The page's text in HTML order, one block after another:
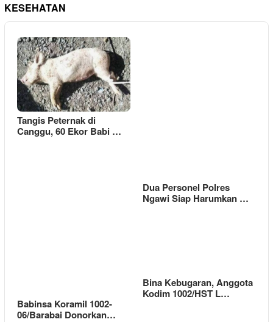
KESEHATAN
Tangis Peternak di
Canggu, 60 Ekor Babi …
Dua Personel Polres
Ngawi Siap Harumkan …
Babinsa Koramil 1002-
06/Barabai Donorkan…
Bina Kebugaran, Anggota
Kodim 1002/HST L…